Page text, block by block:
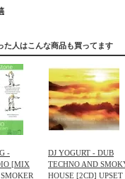
た人はこんな商品も買ってます
-
[MIX
DJ YOGURT - DUB
TECHNO AND
HOUSE [2CD] UPSET